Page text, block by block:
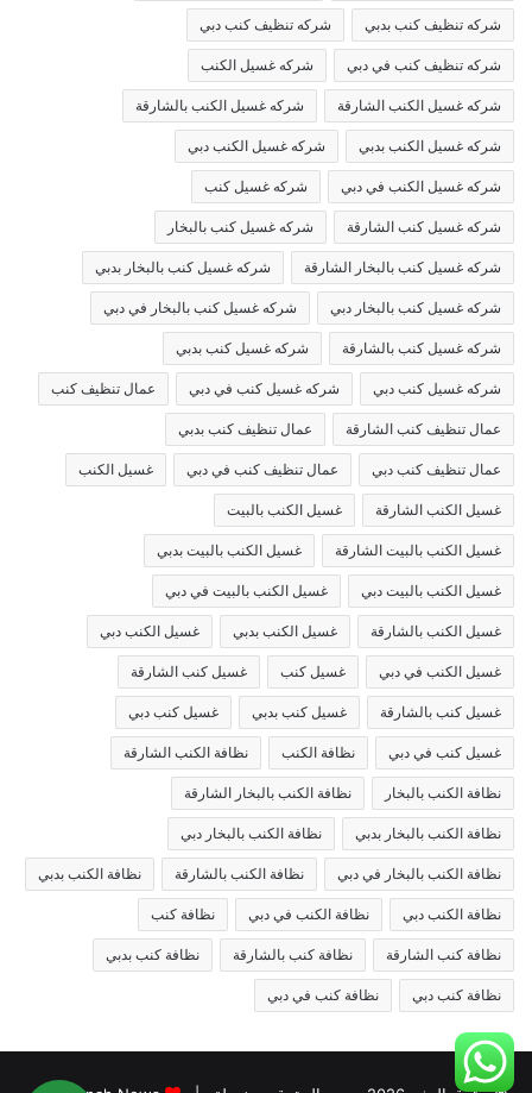
شركه تنظيف كنب بدبي شركه تنظيف كنب دبي
شركه تنظيف كنب في دبي شركه غسيل الكنب
شركه غسيل الكنب الشارقة شركه غسيل الكنب بالشارقة
شركه غسيل الكنب بدبي شركه غسيل الكنب دبي
شركه غسيل الكنب في دبي شركه غسيل كنب
شركه غسيل كنب الشارقة شركه غسيل كنب بالبخار
شركه غسيل كنب بالبخار الشارقة شركه غسيل كنب بالبخار بدبي
شركه غسيل كنب بالبخار دبي شركه غسيل كنب بالبخار في دبي
شركه غسيل كنب بالشارقة شركه غسيل كنب بدبي
شركه غسيل كنب دبي شركه غسيل كنب في دبي عمال تنظيف كنب
عمال تنظيف كنب الشارقة عمال تنظيف كنب بدبي
عمال تنظيف كنب دبي عمال تنظيف كنب في دبي غسيل الكنب
غسيل الكنب الشارقة غسيل الكنب بالبيت
غسيل الكنب بالبيت الشارقة غسيل الكنب بالبيت بدبي
غسيل الكنب بالبيت دبي غسيل الكنب بالبيت في دبي
غسيل الكنب بالشارقة غسيل الكنب بدبي غسيل الكنب دبي
غسيل الكنب في دبي غسيل كنب غسيل كنب الشارقة
غسيل كنب بالشارقة غسيل كنب بدبي غسيل كنب دبي
غسيل كنب في دبي نظافة الكنب نظافة الكنب الشارقة
نظافة الكنب بالبخار نظافة الكنب بالبخار الشارقة
نظافة الكنب بالبخار بدبي نظافة الكنب بالبخار دبي
نظافة الكنب بالبخار في دبي نظافة الكنب بالشارقة نظافة الكنب بدبي
نظافة الكنب دبي نظافة الكنب في دبي نظافة كنب
نظافة كنب الشارقة نظافة كنب بالشارقة نظافة كنب بدبي
نظافة كنب دبي نظافة كنب في دبي